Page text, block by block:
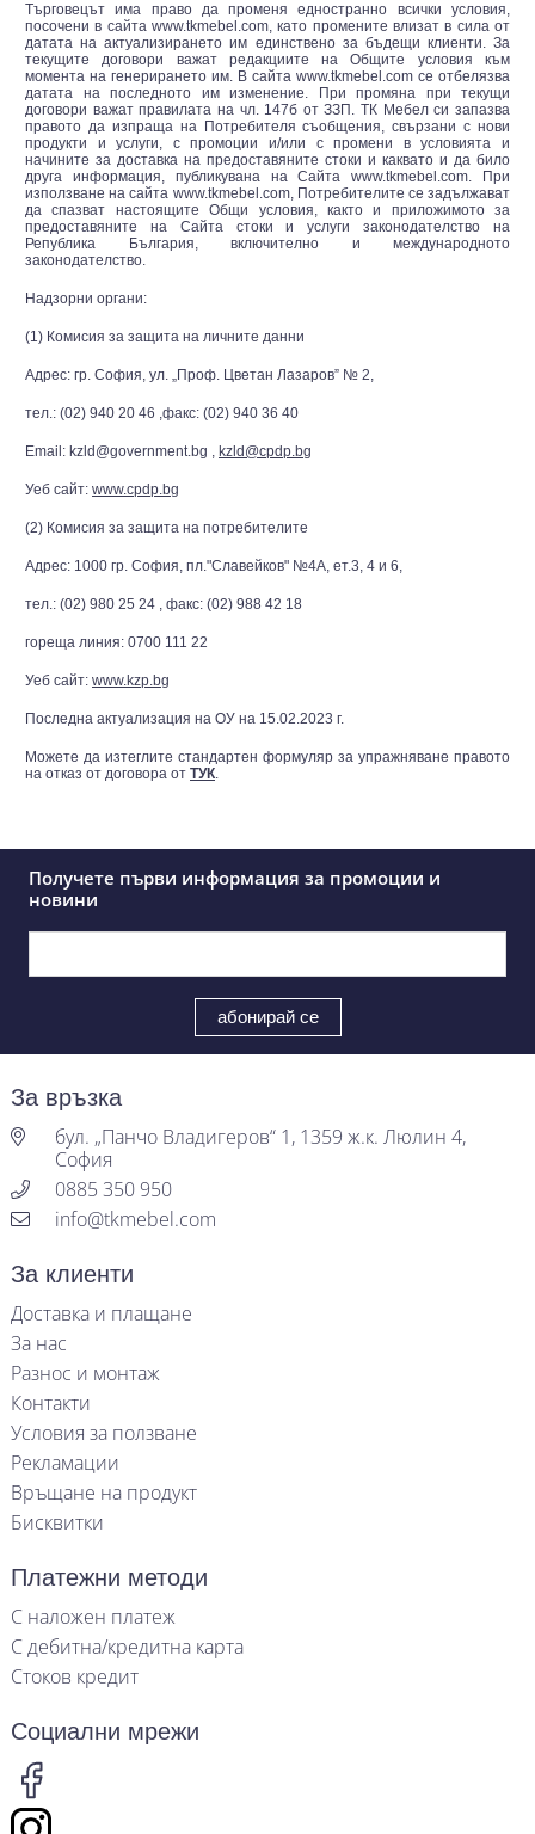
Търговецът има право да променя едностранно всички условия,
посочени в сайта www.tkmebel.com, като промените влизат в сила от
датата на актуализирането им единствено за бъдещи клиенти. За
текущите договори важат редакциите на Общите условия към
момента на генерирането им. В сайта www.tkmebel.com се отбелязва
датата на последното им изменение. При промяна при текущи
договори важат правилата на чл. 147б от ЗЗП. ТК Мебел си запазва
правото да изпраща на Потребителя съобщения, свързани с нови
продукти и услуги, с промоции и/или с промени в условията и
начините за доставка на предоставяните стоки и каквато и да било
друга информация, публикувана на Сайта www.tkmebel.com. При
използване на сайта www.tkmebel.com, Потребителите се задължават
да спазват настоящите Общи условия, както и приложимото за
предоставяните на Сайта стоки и услуги законодателство на
Република България, включително и международното
законодателство.
Надзорни органи:
(1) Комисия за защита на личните данни
Адрес: гр. София, ул. „Проф. Цветан Лазаров” № 2,
тел.: (02) 940 20 46 ,факс: (02) 940 36 40
Email: kzld@government.bg , kzld@cpdp.bg
Уеб сайт: www.cpdp.bg
(2) Комисия за защита на потребителите
Адрес: 1000 гр. София, пл."Славейков" №4А, ет.3, 4 и 6,
тел.: (02) 980 25 24 , факс: (02) 988 42 18
гореща линия: 0700 111 22
Уеб сайт: www.kzp.bg
Последна актуализация на ОУ на 15.02.2023 г.
Можете да изтеглите стандартен формуляр за упражняване правото
на отказ от договора от ТУК.
Получете първи информация за промоции и
новини
За връзка
бул. „Панчо Владигеров“ 1, 1359 ж.к. Люлин 4,
София
0885 350 950
info@tkmebel.com
За клиенти
Доставка и плащане
За нас
Разнос и монтаж
Контакти
Условия за ползване
Рекламации
Връщане на продукт
Бисквитки
Платежни методи
С наложен платеж
С дебитна/кредитна карта
Стоков кредит
Социални мрежи